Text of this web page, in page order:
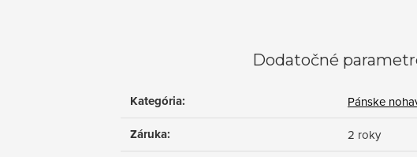
Dodatočné
Kategória: Pánske
Záruka: 2 roky